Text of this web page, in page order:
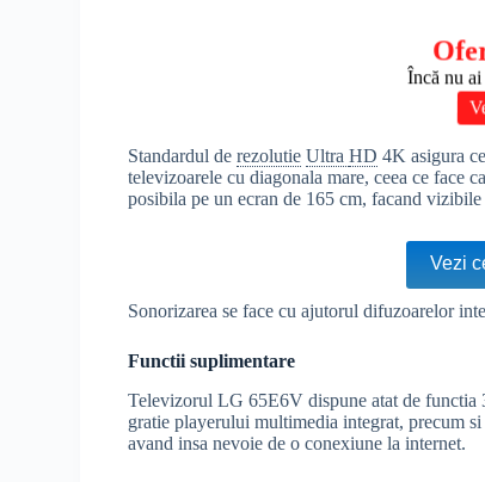
Încă nu
Standardul derezolutie UltraHD 4K asigura
televizoarele cu diagonala mare, ceea ce face
posibila pe un ecran de 165 cm, facand
Vezi
Sonorizarea se face cu ajutorul difuzoarelor
Functii suplimentare
Televizorul LG 65E6V dispune atat de functia
gratie playerului multimedia integrat, precum
avand insa nevoie de o conexiune la internet.